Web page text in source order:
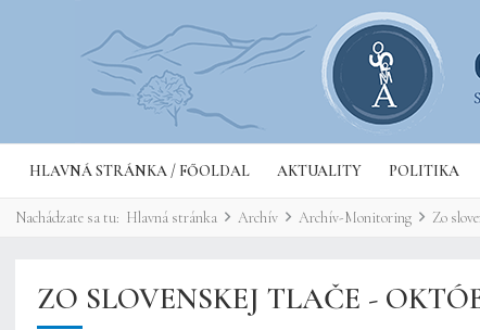
HLAVNÁ STRÁNKA / FŐOLDAL AKTUALITY POLITIKA
Nachádzate sa tu: Hlavná stránka Archív Archív-Monitoring Zo
ZO SLOVENSKEJ TLAČE -